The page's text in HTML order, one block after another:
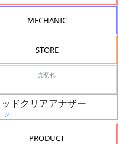
MECHANIC
STORE
売切れ
-
ドクリアアナザー
ジ）
PRODUCT